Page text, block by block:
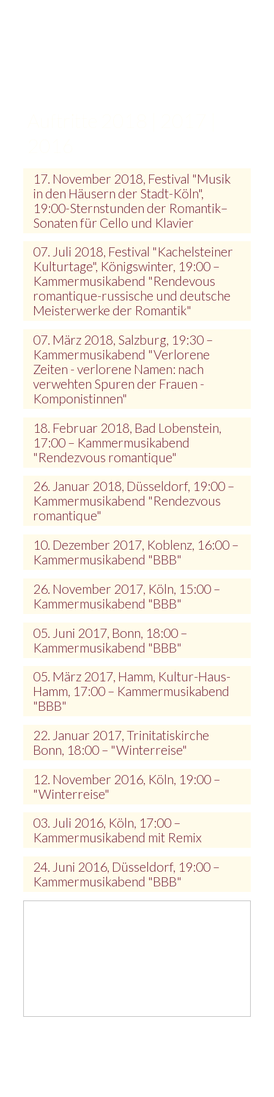
17. November 2018, Festival "Musik
in den Häusern der Stadt-Köln",
19:00-Sternstunden der Romantik–
Sonaten für Cello und Klavier
07. Juli 2018, Festival "Kachelsteiner
Kulturtage", Königswinter, 19:00 –
Kammermusikabend "Rendevous
romantique-russische und deutsche
Meisterwerke der Romantik"
07. März 2018, Salzburg, 19:30 –
Kammermusikabend "Verlorene
Zeiten - verlorene Namen: nach
verwehten Spuren der Frauen -
Komponistinnen"
18. Februar 2018, Bad Lobenstein,
17:00 – Kammermusikabend
"Rendezvous romantique"
26. Januar 2018, Düsseldorf, 19:00 –
Kammermusikabend "Rendezvous
romantique"
10. Dezember 2017, Koblenz, 16:00 –
Kammermusikabend "BBB"
26. November 2017, Köln, 15:00 –
Kammermusikabend "BBB"
05. Juni 2017, Bonn, 18:00 –
Kammermusikabend "BBB"
05. März 2017, Hamm, Kultur-Haus-
Hamm, 17:00 – Kammermusikabend
"BBB"
22. Januar 2017, Trinitatiskirche
Bonn, 18:00 – "Winterreise"
12. November 2016, Köln, 19:00 –
"Winterreise"
03. Juli 2016, Köln, 17:00 –
Kammermusikabend mit Remix
24. Juni 2016, Düsseldorf, 19:00 –
Kammermusikabend "BBB"